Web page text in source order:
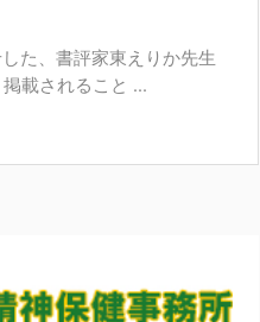
た、書評家東えりか先生
載されること ...